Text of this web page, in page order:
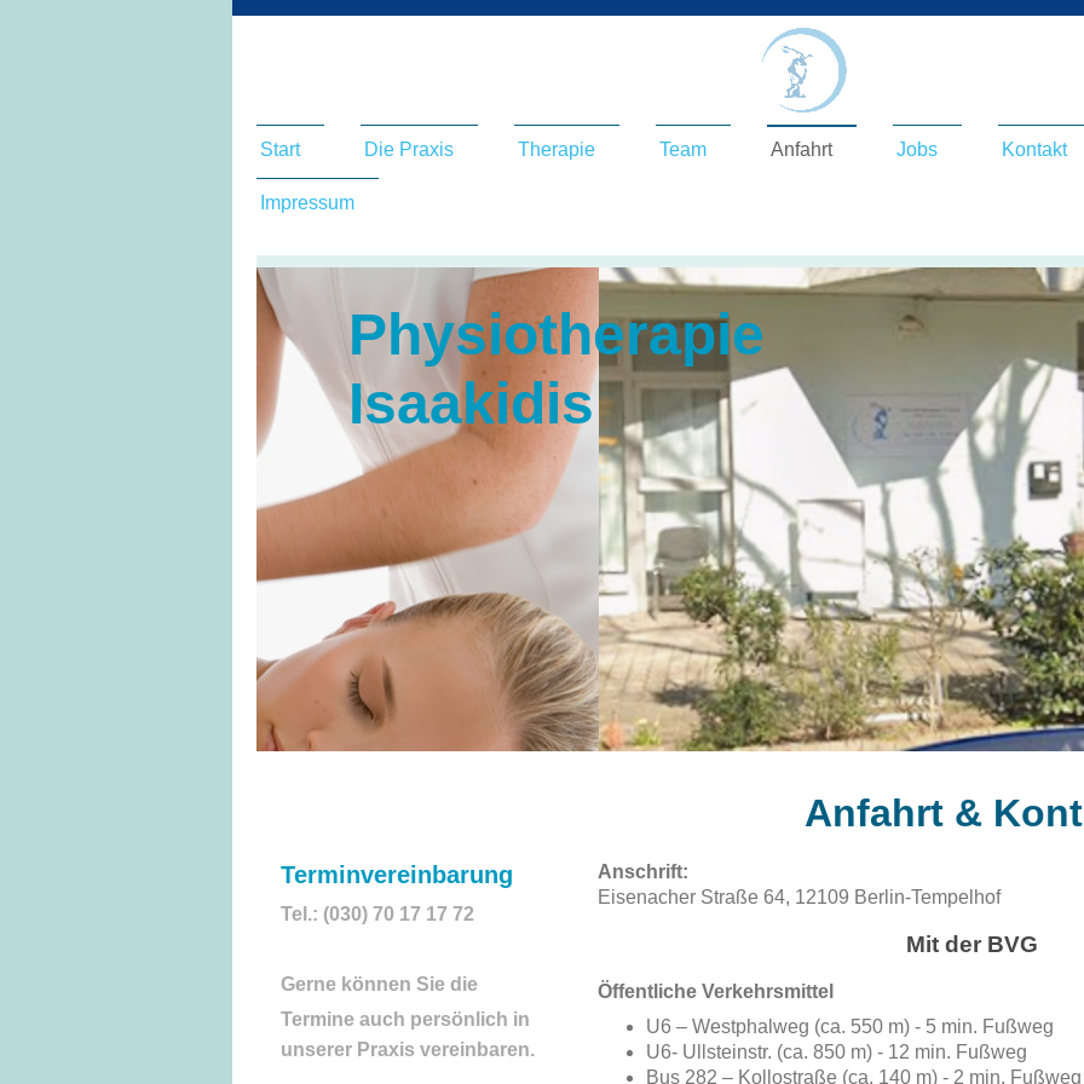
Start Die Praxis Therapie Team Anfahrt Jobs Kontakt
Impressum
Physiotherapie
Isaakidis
Anfahrt &
Anschrift:
Eisenacher Straße 64, 12109 Berlin-Tempelhof
Mit der BVG
Öffentliche Verkehrsmittel
U6 – Westphalweg (ca. 550 m) - 5 min. Fußweg
U6- Ullsteinstr. (ca. 850 m) - 12 min. Fußweg
Bus 282 – Kollostraße (ca. 140 m) - 2 min. Fußweg
Terminvereinbarung
Tel.: (030) 70 17 17 72
Gerne können Sie die
Termine auch persönlich in
unserer Praxis vereinbaren.